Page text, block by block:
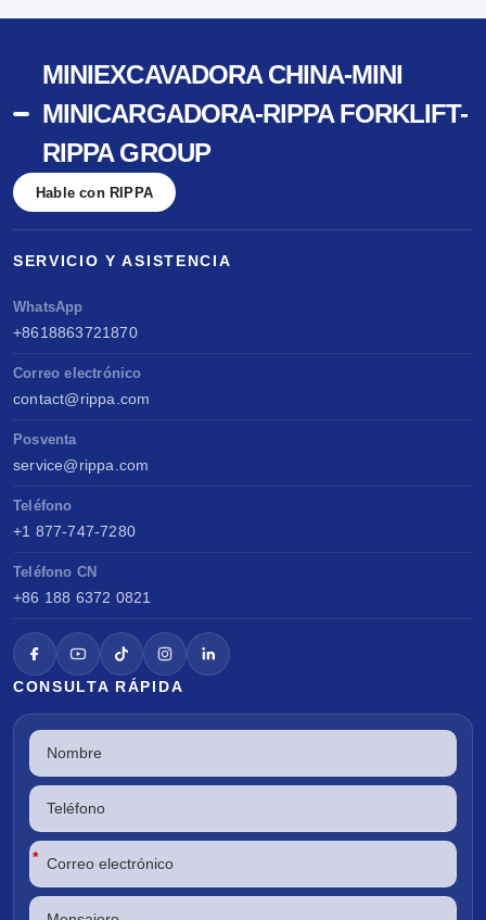
MINIEXCAVADORA CHINA-MINI
MINICARGADORA-RIPPA FORKLIFT-
RIPPA GROUP
Hable con RIPPA
SERVICIO Y ASISTENCIA
WhatsApp
+8618863721870
Correo electrónico
contact@rippa.com
Posventa
service@rippa.com
Teléfono
+1 877-747-7280
Teléfono CN
+86 188 6372 0821
CONSULTA RÁPIDA
*